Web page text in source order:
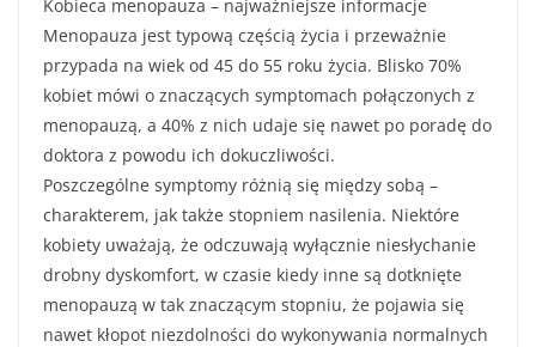
Kobieca menopauza – najważniejsze informacje
Menopauza jest typową częścią życia i przeważnie
przypada na wiek od 45 do 55 roku życia. Blisko 70%
kobiet mówi o znaczących symptomach połączonych z
menopauzą, a 40% z nich udaje się nawet po poradę do
doktora z powodu ich dokuczliwości.
Poszczególne symptomy różnią się między sobą –
charakterem, jak także stopniem nasilenia. Niektóre
kobiety uważają, że odczuwają wyłącznie niesłychanie
drobny dyskomfort, w czasie kiedy inne są dotknięte
menopauzą w tak znaczącym stopniu, że pojawia się
nawet kłopot niezdolności do wykonywania normalnych